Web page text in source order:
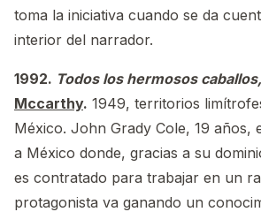
toma la iniciativa cuando se da
interior del narrador.
1992. Todos los hermosos caballos,
Mccarthy. 1949, territorios
México. John Grady Cole, 19 años,
a México donde, gracias a su
es contratado para trabajar en un
protagonista va ganando un